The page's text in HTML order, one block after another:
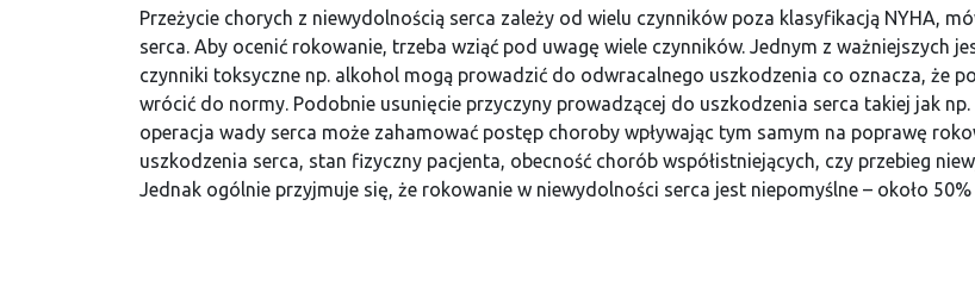
Przeżycie chorych z niewydolnością serca zależy od wielu czynników poza klasyfikacją NYHA,
serca. Aby ocenić rokowanie, trzeba wziąć pod uwagę wiele czynników. Jednym z ważniejszych
czynniki toksyczne np. alkohol mogą prowadzić do odwracalnego uszkodzenia co oznacza, że
wrócić do normy. Podobnie usunięcie przyczyny prowadzącej do uszkodzenia serca takiej jak
operacja wady serca może zahamować postęp choroby wpływając tym samym na poprawę
uszkodzenia serca, stan fizyczny pacjenta, obecność chorób współistniejących, czy przebieg
Jednak ogólnie przyjmuje się, że rokowanie w niewydolności serca jest niepomyślne – około